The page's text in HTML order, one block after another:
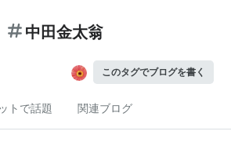
中田金太翁
このタグでブログを書く
トで話題 関連ブログ